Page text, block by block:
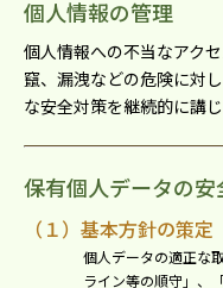
個人情報の管理
個人情報への不当なアク
竄、漏洩などの危険に対
な安全対策を継続的に講
保有個⼈データの
（１）基本⽅針の策定
個⼈データの適正な
ライン等の順守」、